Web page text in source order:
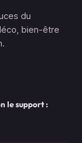
du
bien-être
le support :